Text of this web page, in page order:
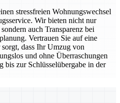
stressfreien Wohnungswechsel
Wir bieten nicht nur
auch Transparenz bei
Vertrauen Sie auf eine
dass Ihr Umzug von
und ohne Überraschungen
bis zur Schlüsselübergabe in der